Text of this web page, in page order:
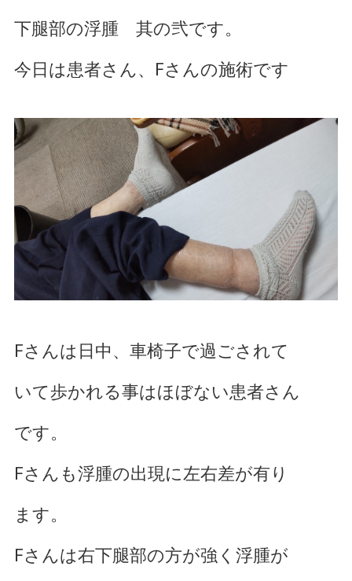
首・肩こりでお悩み
体に痛みでお悩み
不定愁訴
下腿部の浮腫 其の弐です。
今日は患者さん、Fさんの施術です
Fさんは日中、車椅子で過ごされて
いて歩かれる事はほぼない患者さん
です。
Fさんも浮腫の出現に左右差が有り
ます。
Fさんは右下腿部の方が強く浮腫が